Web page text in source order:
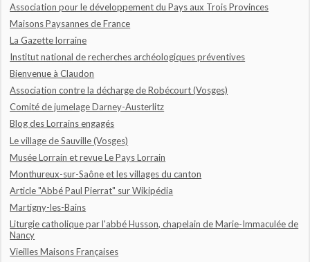
Association pour le développement du Pays aux Trois Provinces
Maisons Paysannes de France
La Gazette lorraine
Institut national de recherches archéologiques préventives
Bienvenue à Claudon
Association contre la décharge de Robécourt (Vosges)
Comité de jumelage Darney-Austerlitz
Blog des Lorrains engagés
Le village de Sauville (Vosges)
Musée Lorrain et revue Le Pays Lorrain
Monthureux-sur-Saône et les villages du canton
Article "Abbé Paul Pierrat" sur Wikipédia
Martigny-les-Bains
Liturgie catholique par l'abbé Husson, chapelain de Marie-Immaculée de
Nancy
Vieilles Maisons Françaises